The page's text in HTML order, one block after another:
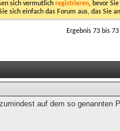
sich vermutlich registrieren, bevor
sich einfach das Forum aus, das Sie
Ergebnis 73 bis
auf dem so genannten